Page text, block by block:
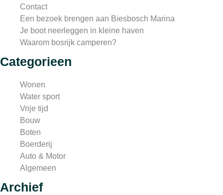
Contact
Een bezoek brengen aan Biesbosch Marina
Je boot neerleggen in kleine haven
Waarom bosrijk camperen?
Categorieen
Wonen
Water sport
Vrije tijd
Bouw
Boten
Boerderij
Auto & Motor
Algemeen
Archief